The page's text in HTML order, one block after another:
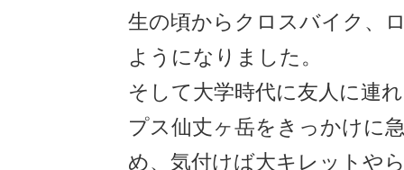
生の頃からクロスバイク、
ようになりました。
そして大学時代に友人に連
プス仙丈ヶ岳をきっかけに
め、気付けば大キレットや